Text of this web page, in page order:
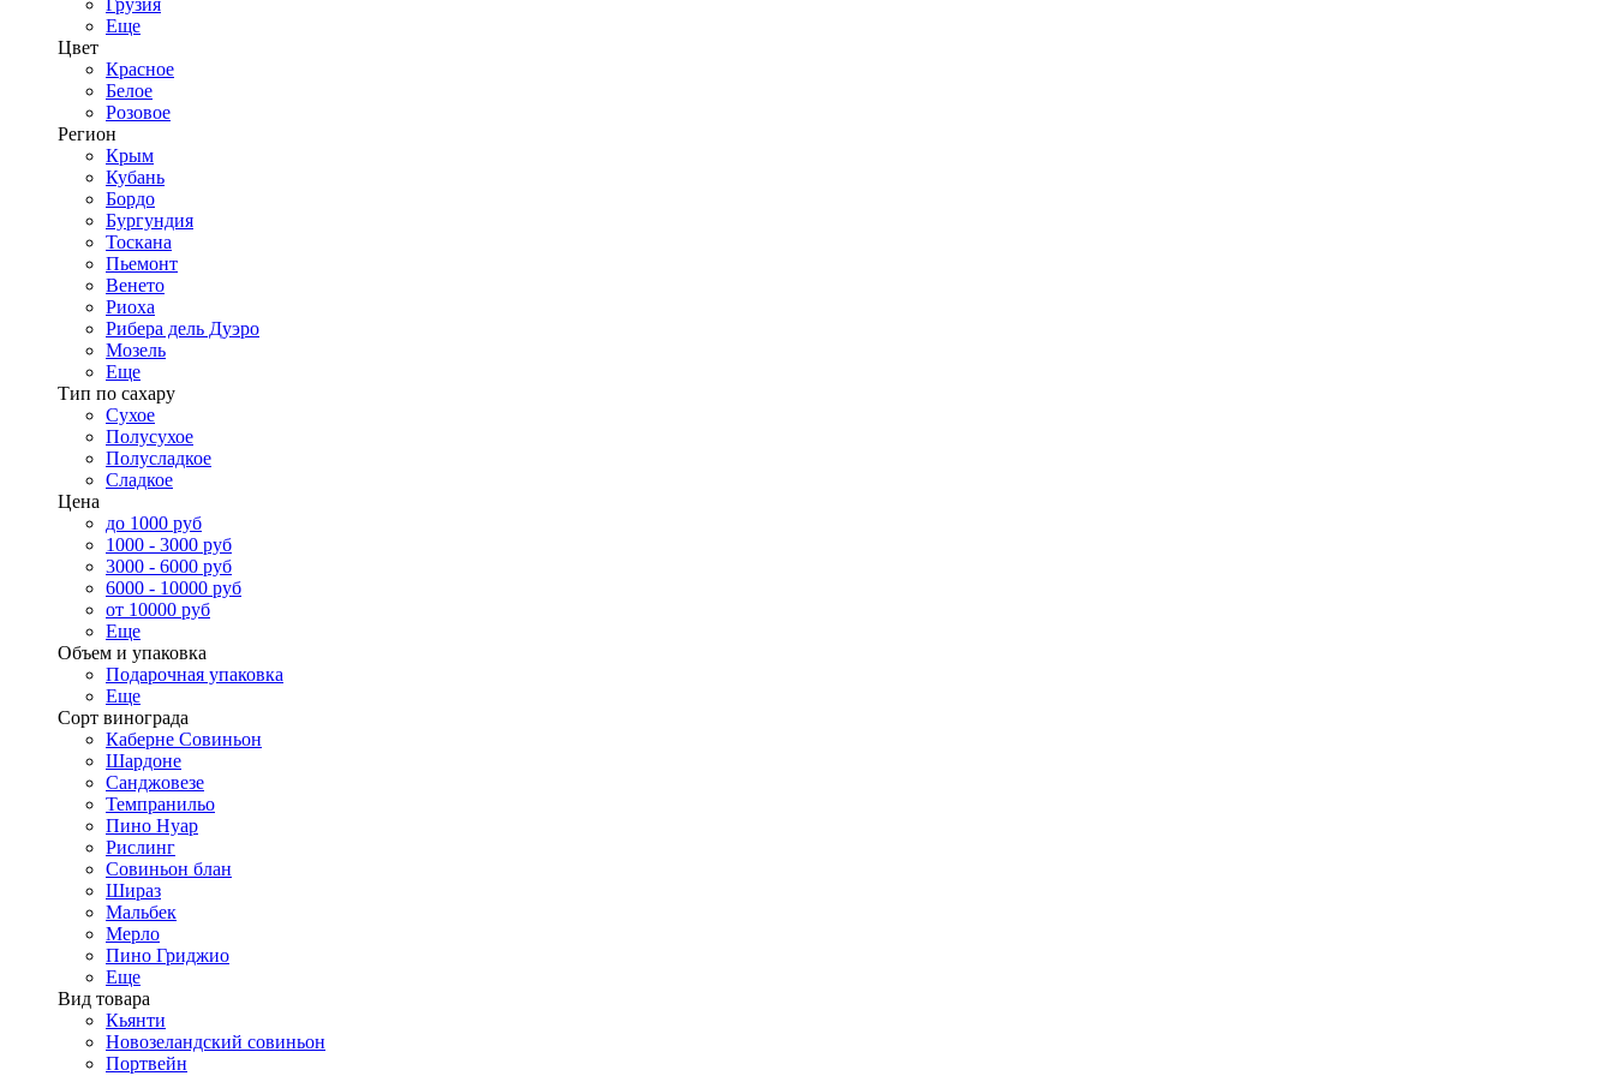
Грузия
Еще
Цвет
Красное
Белое
Розовое
Регион
Крым
Кубань
Бордо
Бургундия
Тоскана
Пьемонт
Венето
Риоха
Рибера дель Дуэро
Мозель
Еще
Тип по сахару
Сухое
Полусухое
Полусладкое
Сладкое
Цена
до 1000 руб
1000 - 3000 руб
3000 - 6000 руб
6000 - 10000 руб
от 10000 руб
Еще
Объем и упаковка
Подарочная упаковка
Еще
Сорт винограда
Каберне Совиньон
Шардоне
Санджовезе
Темпранильо
Пино Нуар
Рислинг
Совиньон блан
Шираз
Мальбек
Мерло
Пино Гриджио
Еще
Вид товара
Кьянти
Новозеландский совиньон
Портвейн